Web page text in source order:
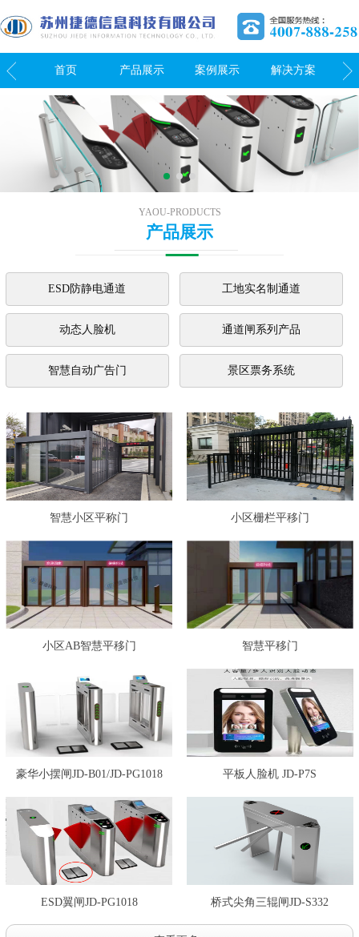
首页 产品展示 案例展示 解决方案
YAOU-PRODUCTS
产品展示
ESD防静电通道 工地实名制通道
动态人脸机 通道闸系列产品
智慧自动广告门 景区票务系统
智慧小区平称门 小区栅栏平移门
小区AB智慧平移门 智慧平移门
豪华小摆闸JD-B01/JD-PG1018 平板人脸机 JD-P7S
ESD翼闸JD-PG1018 桥式尖角三辊闸JD-S332